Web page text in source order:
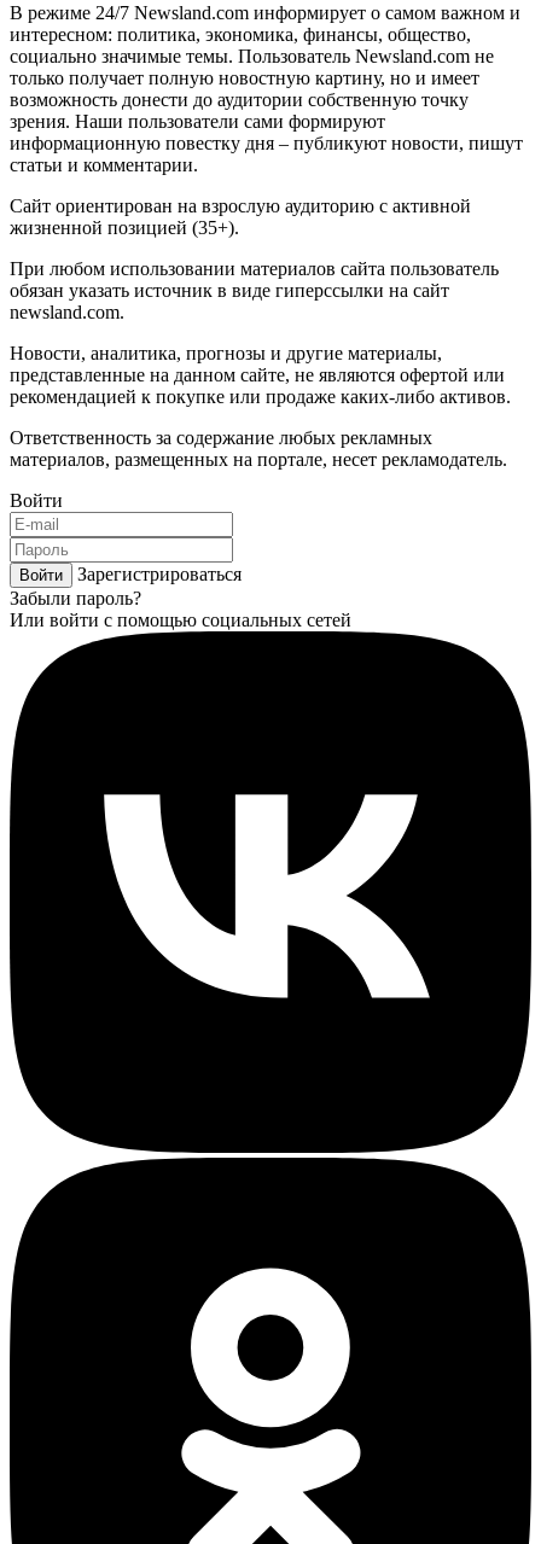
В режиме 24/7 Newsland.com информирует о самом важном и
интересном: политика, экономика, финансы, общество,
социально значимые темы. Пользователь Newsland.com не
только получает полную новостную картину, но и имеет
возможность донести до аудитории собственную точку
зрения. Наши пользователи сами формируют
информационную повестку дня – публикуют новости, пишут
статьи и комментарии.
Сайт ориентирован на взрослую аудиторию с активной
жизненной позицией (35+).
При любом использовании материалов сайта пользователь
обязан указать источник в виде гиперссылки на сайт
newsland.com.
Новости, аналитика, прогнозы и другие материалы,
представленные на данном сайте, не являются офертой или
рекомендацией к покупке или продаже каких-либо активов.
Ответственность за содержание любых рекламных
материалов, размещенных на портале, несет рекламодатель.
Войти
Войти
Зарегистрироваться
Забыли пароль?
Или войти с помощью социальных сетей